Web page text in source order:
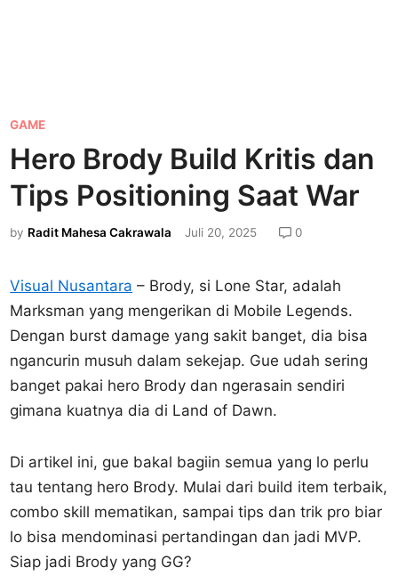
P
o
s
n
GAME
Hero Brody Build Kritis dan
Tips Positioning Saat War
by Radit Mahesa Cakrawala Juli 20, 2025 0
Visual Nusantara – Brody, si Lone Star, adalah
Marksman yang mengerikan di Mobile Legends.
Dengan burst damage yang sakit banget, dia bisa
ngancurin musuh dalam sekejap. Gue udah sering
banget pakai hero Brody dan ngerasain sendiri
gimana kuatnya dia di Land of Dawn.
Di artikel ini, gue bakal bagiin semua yang lo perlu
tau tentang hero Brody. Mulai dari build item terbaik,
combo skill mematikan, sampai tips dan trik pro biar
lo bisa mendominasi pertandingan dan jadi MVP.
Siap jadi Brody yang GG?